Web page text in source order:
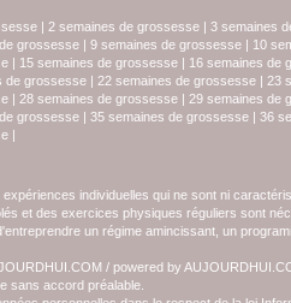
| 2 semaines de grossesse | 3 semaines
grossesse | 9 semaines de grossesse | 10
| 15 semaines de grossesse | 16 semaines de
de grossesse | 22 semaines de grossesse | 23
| 28 semaines de grossesse | 29 semaines de
grossesse | 35 semaines de grossesse | 36
|
individuelles qui ne sont ni
et des exercices physiques réguliers sont
un régime amincissant, un
/ powered by
sans accord préalable.